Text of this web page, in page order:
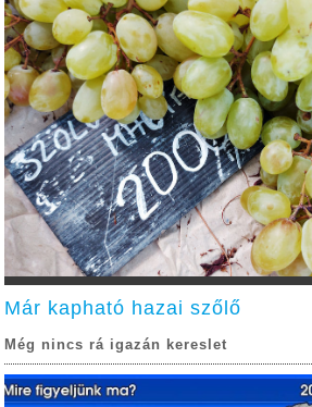
Már kapható hazai szőlő
Még nincs rá igazán kereslet